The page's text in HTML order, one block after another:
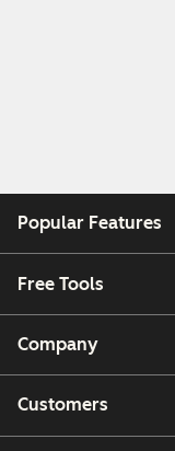
Popular Features
Free Tools
Company
Customers